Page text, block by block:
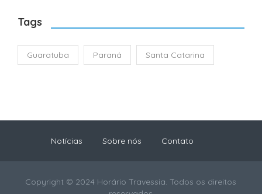
Tags
Guaratuba Paraná Santa Catarina
Notícias Sobre nós Contato
Copyright © 2024 Horário Travessia. Todos os direitos